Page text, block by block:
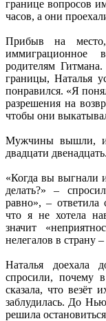
границе вопросов
часов, а они
Прибыв на
иммиграционное
родителям
границы, Наталья
понравился. «Я
разрешения на
чтобы они
Мужчины вышли, и
двадцати двенадцать.
«Когда вы выгнали
делать?» –
равно», –
что я не хотела
значит
нелегалов в страну
Наталья доехала
спросили, почему
сказала, что
заблудилась. До
решила